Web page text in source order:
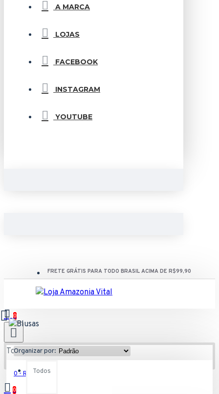
A MARCA
LOJAS
FACEBOOK
INSTAGRAM
YOUTUBE
FRETE GRÁTIS PARA TODO BRASIL ACIMA DE R$99,90
0
Todos
Todos
0 - R$0,00
0
Organizar por: